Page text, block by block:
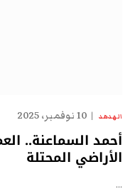
الهدهد 10 نوفمبر، 2025
أحمد السماعنة..
الأراضي المحتلة
…